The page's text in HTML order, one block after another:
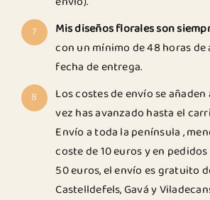
7 Mis diseños florales son
con un mínimo de 48 horas
fecha de entrega.
8
Los costes de envío se añaden
vez has avanzado hasta el
Envío a toda la península ,
coste de 10 euros y en
50 euros, el envío es gratuito
Castelldefels, Gavá y